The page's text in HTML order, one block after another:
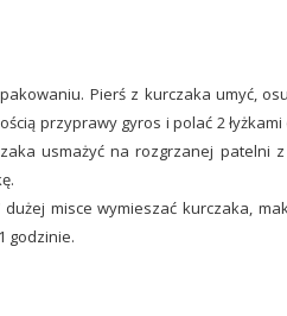
Pierś z kurczaka umyć,
przyprawy gyros i polać 2
usmażyć na rozgrzanej patelni
misce wymieszać kurczaka,
godzinie.